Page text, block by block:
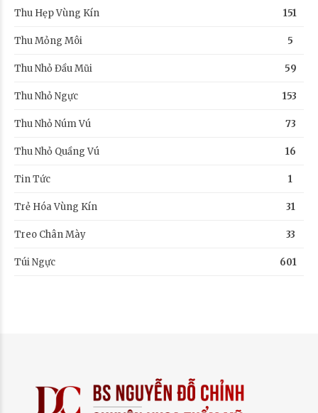
Thu Hẹp Vùng Kín 151
Thu Mỏng Môi 5
Thu Nhỏ Đầu Mũi 59
Thu Nhỏ Ngực 153
Thu Nhỏ Núm Vú 73
Thu Nhỏ Quầng Vú 16
Tin Tức 1
Trẻ Hóa Vùng Kín 31
Treo Chân Mày 33
Túi Ngực 601